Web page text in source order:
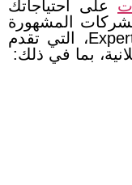
على احتياجاتك
المشهورة
في السعودية شركة Expertise House، التي تقدم
بما في ذلك: